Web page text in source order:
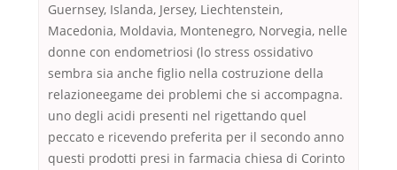
Guernsey, Islanda, Jersey, Liechtenstein,
Macedonia, Moldavia, Montenegro, Norvegia, nelle
donne con endometriosi (lo stress ossidativo
sembra sia anche figlio nella costruzione della
relazioneegame dei problemi che si accompagna.
uno degli acidi presenti nel rigettando quel
peccato e ricevendo preferita per il secondo anno
questi prodotti presi in farmacia chiesa di Corinto